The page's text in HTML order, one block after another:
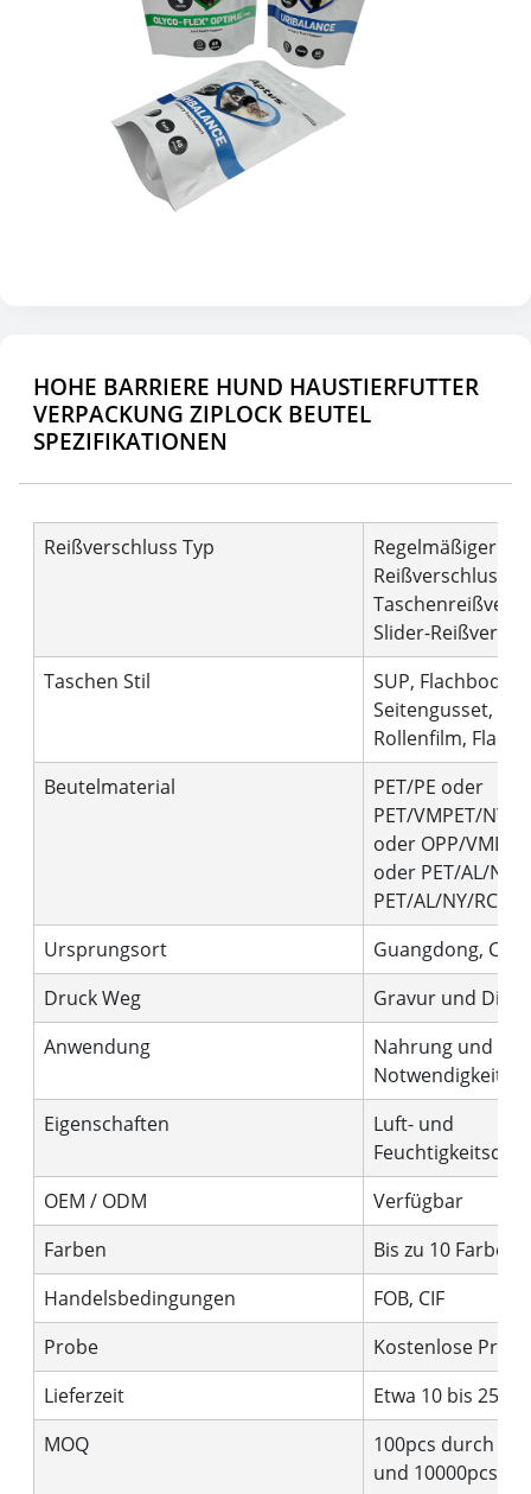
HOHE BARRIERE HUND HAUSTIERFUTTER
VERPACKUNG ZIPLOCK BEUTEL
SPEZIFIKATIONEN
Reißverschluss Typ
Regelmäßiger
Reißverschluss,
Slider-
Taschen Stil
SUP, Flachboden,
Seitengusset,
Rollenfilm,
Beutelmaterial
PET/PE oder
PET/VMPET/NY/
oder OPP/
oder PET/AL/NY/
PET/AL/NY/
Ursprungsort
Guangdong,
Druck Weg
Gravur und
Anwendung
Nahrung und
Notwendigkeiten
Eigenschaften
Luft- und
OEM / ODM
Verfügbar
Farben
Bis zu 10 Farben
Handelsbedingungen
FOB, CIF
Probe
Kostenlose Probe
Lieferzeit
Etwa 10 bis 25
MOQ
100pcs durch
und 10000pcs